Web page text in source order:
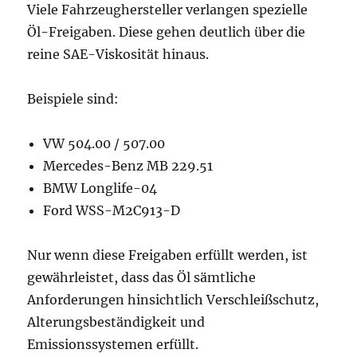
Viele Fahrzeughersteller verlangen spezielle
Öl-Freigaben. Diese gehen deutlich über die
reine SAE-Viskosität hinaus.
Beispiele sind:
VW 504.00 / 507.00
Mercedes-Benz MB 229.51
BMW Longlife-04
Ford WSS-M2C913-D
Nur wenn diese Freigaben erfüllt werden, ist
gewährleistet, dass das Öl sämtliche
Anforderungen hinsichtlich Verschleißschutz,
Alterungsbeständigkeit und
Emissionssystemen erfüllt.